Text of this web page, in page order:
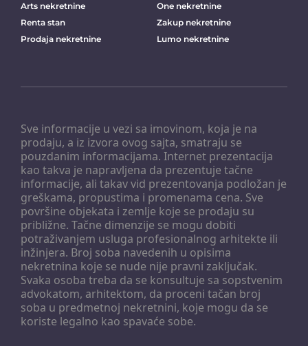
Sve informacije u vezi sa imovinom, koja je na
prodaju, a iz izvora ovog sajta, smatraju se
pouzdanim informacijama. Internet prezentacija
kao takva je napravljena da prezentuje tačne
informacije, ali takav vid prezentovanja podložan je
greškama, propustima i promenama cena. Sve
površine objekata i zemlje koje se prodaju su
približne. Tačne dimenzije se mogu dobiti
potraživanjem usluga profesionalnog arhitekte ili
inžinjera. Broj soba navedenih u opisima
nekretnina koje se nude nije pravni zaključak.
Svaka osoba treba da se konsultuje sa sopstvenim
advokatom, arhitektom, da proceni tačan broj
soba u predmetnoj nekretnini, koje mogu da se
koriste legalno kao spavaće sobe.
Arts nekretnine
One nekretnine
Renta stan
Zakup nekretnine
Prodaja nekretnine
Lumo nekretnine